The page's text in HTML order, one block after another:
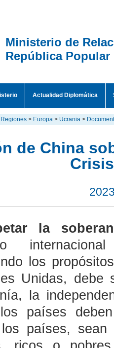
Ministerio de
República Popular
Actualidad Diplomática
> Europa > Ucrania >
de China
la
los
Unidas, debe
la
países
países,